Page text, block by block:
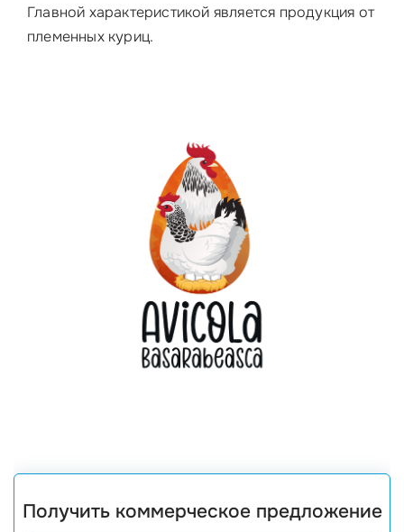
Главной характеристикой является продукция от
племенных куриц.
Получить коммерческое предложение